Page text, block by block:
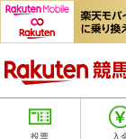
投票 入